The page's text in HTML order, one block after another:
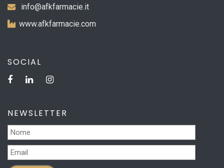
info@afkfarmacie.it
www.afkfarmacie.com
SOCIAL
NEWSLETTER